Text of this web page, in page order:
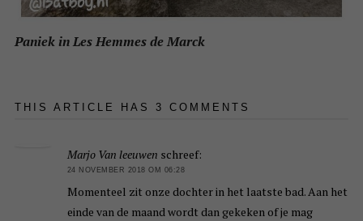
Paniek in Les Hemmes de Marck
THIS ARTICLE HAS 3 COMMENTS
Marjo Van leeuwen schreef:
24 NOVEMBER 2018 OM 06:28
Momenteel zit onze dochter in het laatste bad. Aan het
einde van de maand wordt dan gekeken of je mag